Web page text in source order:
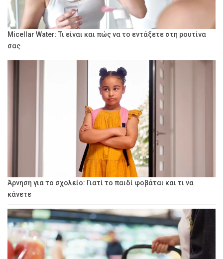
Micellar Water: Τι είναι και πώς να το εντάξετε στη ρουτίνα
σας
Άρνηση για το σχολείο: Γιατί το παιδί φοβάται και τι να
κάνετε